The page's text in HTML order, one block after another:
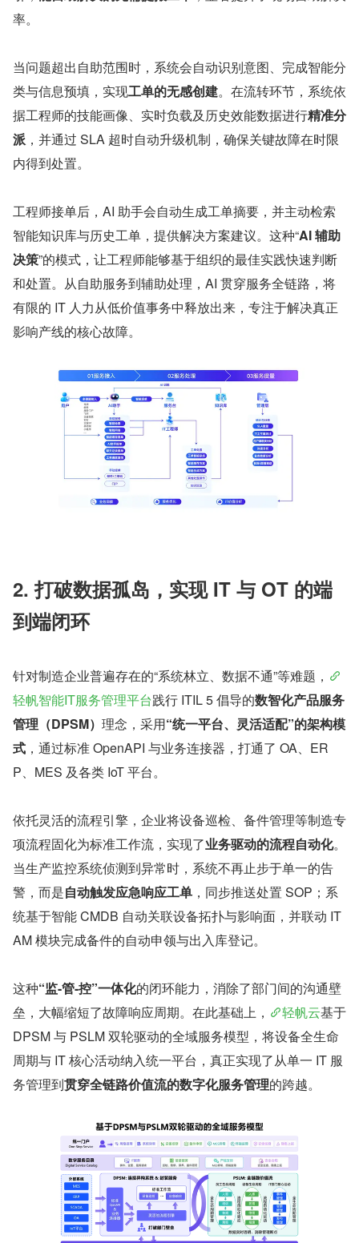
率。
当问题超出自助范围时，系统会自动识别意图、完成智能分
类与信息预填，实现工单的无感创建。在流转环节，系统依
据工程师的技能画像、实时负载及历史效能数据进行精准分
派 ，并通过 SLA 超时自动升级机制，确保关键故障在时限
内得到处置。
工程师接单后，AI 助手会自动生成工单摘要，并主动检索
智能知识库与历史工单，提供解决方案建议。这种“AI 辅助
决策”的模式，让工程师能够基于组织的最佳实践快速判断
和处置。从自助服务到辅助处理，AI 贯穿服务全链路，将
有限的 IT 人力从低价值事务中释放出来，专注于解决真正
影响产线的核心故障。
2. 打破数据孤岛，实现 IT 与 OT 的端
到端闭环
针对制造企业普遍存在的“系统林立、数据不通”等难题，
轻帆智能IT服务管理平台践行 ITIL 5 倡导的数智化产品服务
管理（DPSM） 理念，采用“统一平台、灵活适配”的架构模
式 ，通过标准 OpenAPI 与业务连接器，打通了 OA、ER
P、MES 及各类 IoT 平台。
依托灵活的流程引擎，企业将设备巡检、备件管理等制造专
项流程固化为标准工作流，实现了业务驱动的流程自动化。
当生产监控系统侦测到异常时，系统不再止步于单一的告
警，而是自动触发应急响应工单 ，同步推送处置 SOP；系
统基于智能 CMDB 自动关联设备拓扑与影响面，并联动 IT
AM 模块完成备件的自动申领与出入库登记。
这种“监-管-控”一体化的闭环能力，消除了部门间的沟通壁
垒，大幅缩短了故障响应周期。在此基础上，
轻帆云基于
DPSM 与 PSLM 双轮驱动的全域服务模型，将设备全生命
周期与 IT 核心活动纳入统一平台，真正实现了从单一 IT 服
务管理到贯穿全链路价值流的数字化服务管理的跨越。